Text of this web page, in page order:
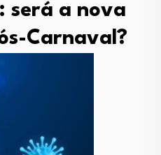
será a nova
Carnaval?